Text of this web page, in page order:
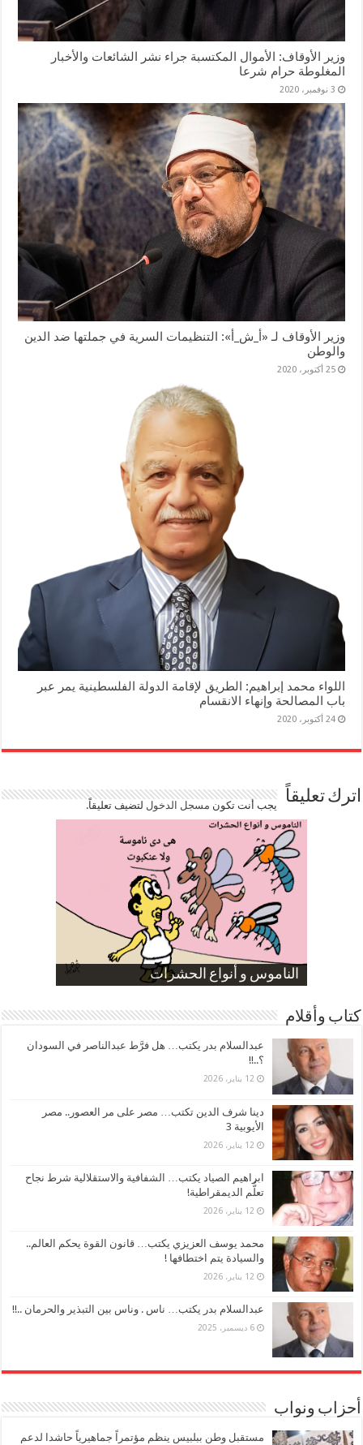
وزير الأوقاف: الأموال المكتسبة جراء نشر الشائعات والأخبار
المغلوطة حرام شرعا
3 نوفمبر، 2020
وزير الأوقاف لـ «أ_ش_أ»: التنظيمات السرية في جملتها ضد الدين
والوطن
25 أكتوبر، 2020
اللواء محمد إبراهيم: الطريق لإقامة الدولة الفلسطينية يمر عبر
باب المصالحة وإنهاء الانقسام
24 أكتوبر، 2020
اترك تعليقاً يجب أنت تكون مسجل الدخوللتضيف تعليقاً.
الناموس و أنواع الحشرات
الموظفين بعد ارتفاع الأسعار
ارتفاع نسبة الطلاق في مصر
صورة كاركاتيرية
صورة كاركاتيرية
كتاب وأقلام
عبدالسلام بدر يكتب… هل فرَّط عبدالناصر في السودان
؟..!!
12 يناير، 2026
دينا شرف الدين تكتب… مصر على مر العصور.. مصر
الأيوبية 3
12 يناير، 2026
ابراهيم الصياد يكتب… الشفافية والاستقلالية شرط نجاح
تعلُّم الديمقراطية!
12 يناير، 2026
محمد يوسف العزيزي يكتب… قانون القوة يحكم العالم..
والسيادة يتم اختطافها !
12 يناير، 2026
عبدالسلام بدر يكتب… ناس . وناس بين التبذير والحرمان ..!!
6 ديسمبر، 2025
أحزاب ونواب
مستقبل وطن ببلبيس ينظم مؤتمراً جماهيرياً حاشدا لدعم